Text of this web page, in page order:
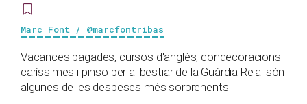
Marc Font / @marcfontribas
Vacances pagades, cursos d'anglès, condecoracions
caríssimes i pinso per al bestiar de la Guàrdia Reial són
algunes de les despeses més sorprenents